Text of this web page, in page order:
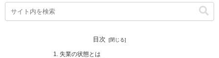
目次
失業の状態とは